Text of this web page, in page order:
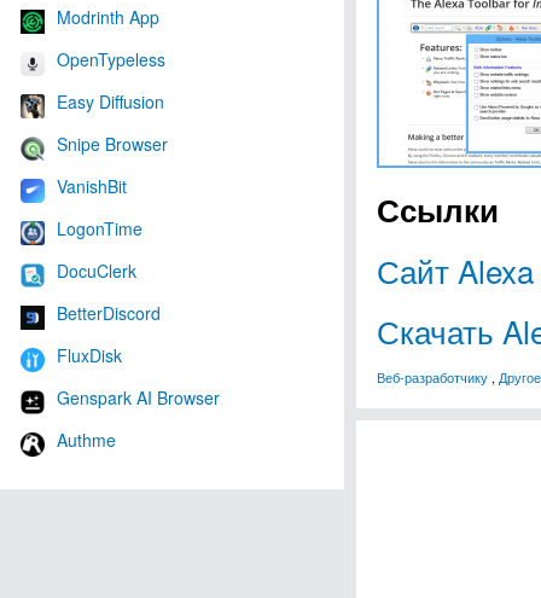
Modrinth App
OpenTypeless
Easy Diffusion
Snipe Browser
VanishBit
LogonTime
DocuClerk
BetterDiscord
FluxDisk
Genspark AI Browser
Authme
Ссылки
Сайт
Скачать
Веб-разработчику , Другое